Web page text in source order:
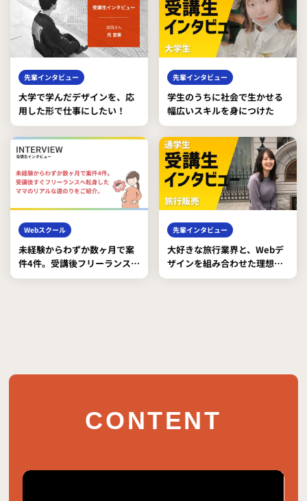
先輩インタビュー
大学で学んだデザインを、応
用した形で仕事にしたい！
先輩インタビュー
学生のうちに社会で生かせる
幅広いスキルを身につけた
Webスクール
未経験からわずか数ヶ月で案
件4件。受講後フリーランス
Webデザイナーへ転身したマ
先輩インタビュー
大好きな旅行業界と、Webデ
ザインを組み合わせた理想の
働き方を実現
CONTENT